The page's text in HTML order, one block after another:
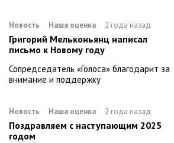
Новость Наша оценка 2 года назад
Григорий Мельконьянц написал
письмо к Новому году
Сопредседатель «Голоса» благодарит за
внимание и поддержку
Новость Наша оценка 2 года назад
Поздравляем с наступающим 2025
годом